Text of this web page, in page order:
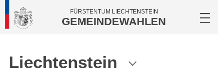
FÜRSTENTUM LIECHTENSTEIN
GEMEINDEWAHLEN
Liechtenstein